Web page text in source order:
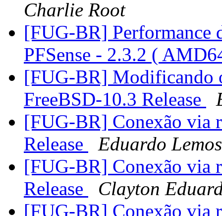
Charlie Root
[FUG-BR] Performance
PFSense - 2.3.2 (
[FUG-BR] Modificando
FreeBSD-10.3 Release
[FUG-BR] Conexão via
Release
Eduardo
[FUG-BR] Conexão via
Release
Clayton
[FUG-BR] Conexão via